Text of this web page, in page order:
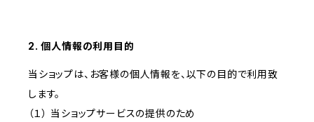
2. 個人情報の利用目的
当ショップは、お客様の個人情報を、以下の目的で利用致
します。
（１） 当ショップサービスの提供のため